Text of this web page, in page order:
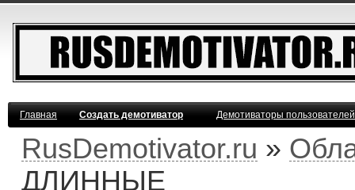
Главная Создать демотиватор Демотиваторы
RusDemotivator.ru »
ДЛИННЫЕ